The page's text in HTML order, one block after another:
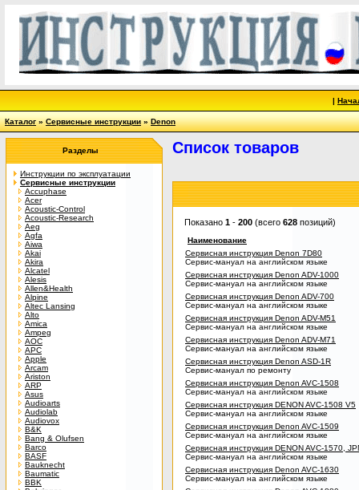
|
Каталог»Сервисные инструкции»Denon
Разделы
Инструкции по эксплуатации
Сервисные инструкции
Accuphase
Acer
Acoustic-Control
Acoustic-Research
Aeg
Agfa
Aiwa
Akai
Akira
Alcatel
Alesis
Allen&Health
Alpine
Altec Lansing
Alto
Amica
Ampeg
AOC
APC
Apple
Arcam
Ariston
ARP
Asus
Audioarts
Audiolab
Audiovox
B&K
Bang & Olufsen
Barco
BASF
Bauknecht
Baumatic
BBK
Список товаров
Показано 1 - 200 (всего 628 позиций)
Наименование
Сервисная инструкция Denon 7D80
Сервис-мануал на английском языке
Сервисная инструкция Denon ADV-1000
Сервис-мануал на английском языке
Сервисная инструкция Denon ADV-700
Сервис-мануал на английском языке
Сервисная инструкция Denon ADV-M51
Сервис-мануал на английском языке
Сервисная инструкция Denon ADV-M71
Сервис-мануал на английском языке
Сервисная инструкция Denon ASD-1R
Сервис-мануал по ремонту
Сервисная инструкция Denon AVC-1508
Сервис-мануал на английском языке
Сервисная инструкция DENON AVC-1508 V5
Сервис-мануал на английском языке
Сервисная инструкция Denon AVC-1509
Сервис-мануал на английском языке
Сервисная инструкция DENON AVC-1570,
Сервис-мануал на английском языке
Сервисная инструкция Denon AVC-1630
Сервис-мануал на английском языке